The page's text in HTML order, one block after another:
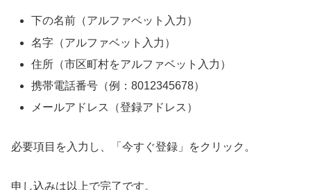
下の名前（アルファベット入力）
名字（アルファベット入力）
住所（市区町村をアルファベット入力）
携帯電話番号（例：8012345678）
メールアドレス（登録アドレス）
必要項目を入力し、「今すぐ登録」をクリック。
申し込みは以上で完了です。